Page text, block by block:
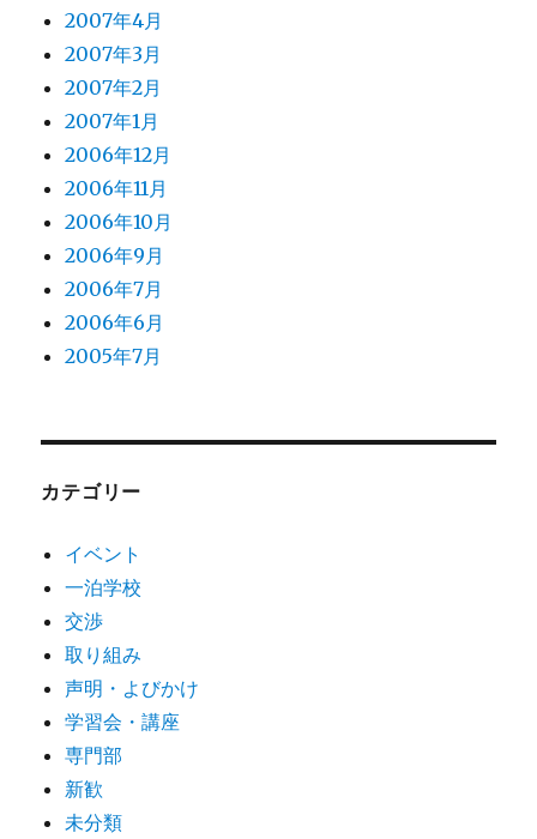
2007年4月
2007年3月
2007年2月
2007年1月
2006年12月
2006年11月
2006年10月
2006年9月
2006年7月
2006年6月
2005年7月
カテゴリー
イベント
一泊学校
交渉
取り組み
声明・よびかけ
学習会・講座
専門部
新歓
未分類